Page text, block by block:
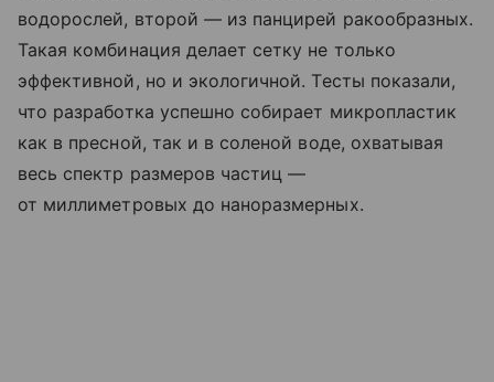
водорослей, второй — из панцирей ракообразных.
Такая комбинация делает сетку не только
эффективной, но и экологичной. Тесты показали,
что разработка успешно собирает микропластик
как в пресной, так и в соленой воде, охватывая
весь спектр размеров частиц —
от миллиметровых до наноразмерных.